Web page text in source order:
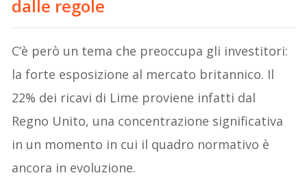
dalle regole
C’è però un tema che preoccupa gli investitori:
la forte esposizione al mercato britannico. Il
22% dei ricavi di Lime proviene infatti dal
Regno Unito, una concentrazione significativa
in un momento in cui il quadro normativo è
ancora in evoluzione.